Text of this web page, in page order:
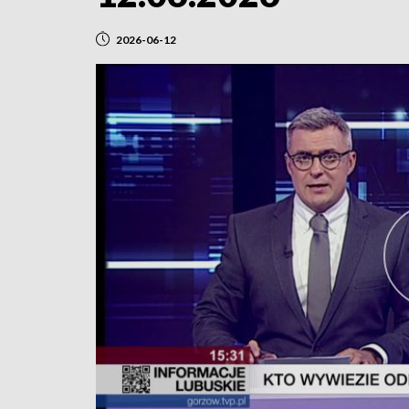
2026-06-12